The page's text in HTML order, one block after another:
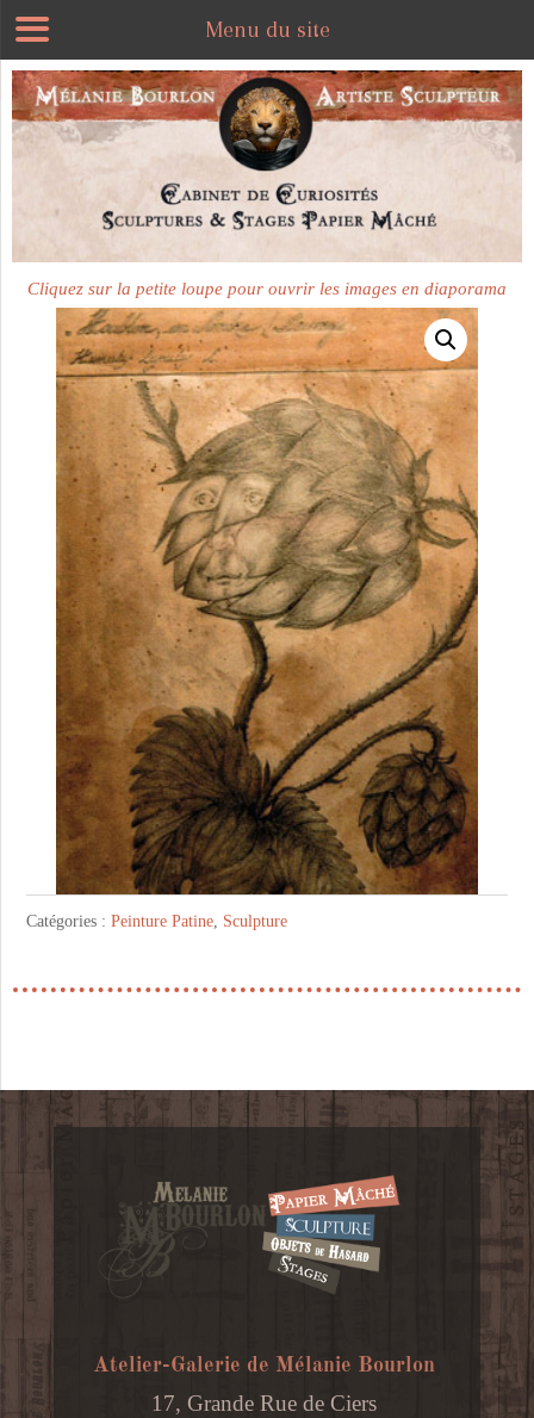
Plus disponible
Cliquez sur la petite loupe pour ouvrir les images en diaporama
Catégories :Peinture Patine Sculpture
Atelier-Galerie de Mélanie Bourlon
17, Grande Rue de Ciers
Menu du site